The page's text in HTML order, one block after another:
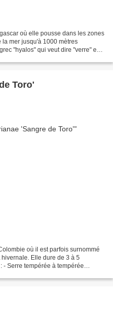
où elle pousse dans les zones
la mer jusqu'à 1000 mètres
"hyalos" qui veut dire "verre" en
Toro'
où il est parfois surnommé
Elle dure de 3 à 5
- Serre tempérée à tempérée